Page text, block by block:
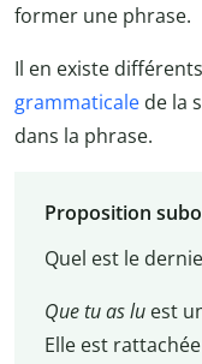
former une phrase.
Il en existe
grammaticale de la
dans la phrase.
Proposition
Quel est le
Que tu as luest
Elle est